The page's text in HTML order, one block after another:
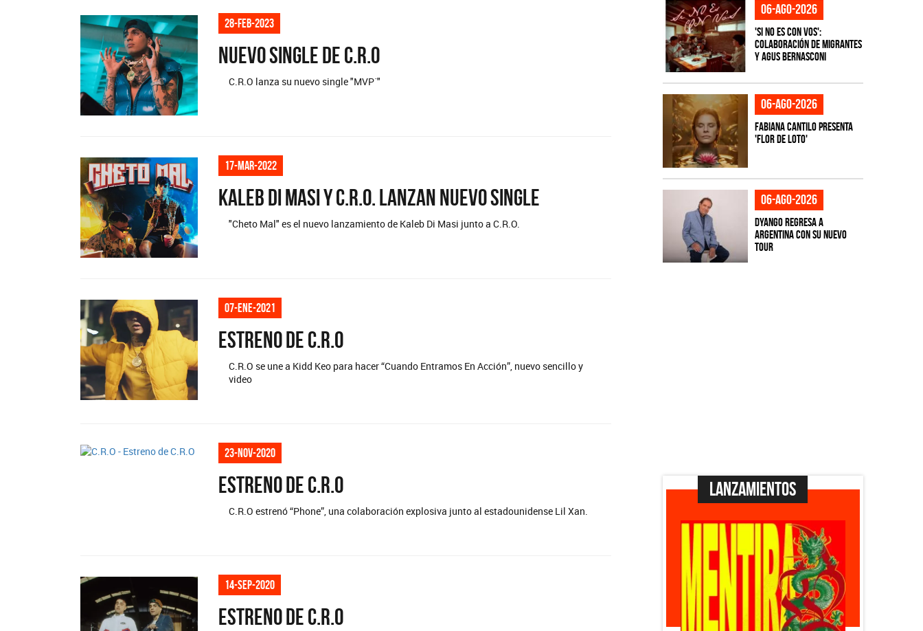
28-feb-2023
Nuevo single de C.R.O
C.R.O lanza su nuevo single "MVP´"
17-mar-2022
Kaleb Di Masi y C.R.O. lanzan nuevo single
"Cheto Mal" es el nuevo lanzamiento de Kaleb Di Masi junto a C.R.O.
07-ene-2021
Estreno de C.R.O
C.R.O se une a Kidd Keo para hacer “Cuando Entramos En Acción”, nuevo sencillo y
video
23-nov-2020
Estreno de C.R.O
C.R.O estrenó “Phone”, una colaboración explosiva junto al estadounidense Lil Xan.
14-sep-2020
Estreno de C.R.O
06-ago-2026
'Si No Es Con Vos':
colaboración de Migrantes
y Agus Bernasconi
06-ago-2026
Fabiana Cantilo presenta
'Flor de Loto'
06-ago-2026
Dyango regresa a
Argentina con su nuevo
tour
Lanzamientos